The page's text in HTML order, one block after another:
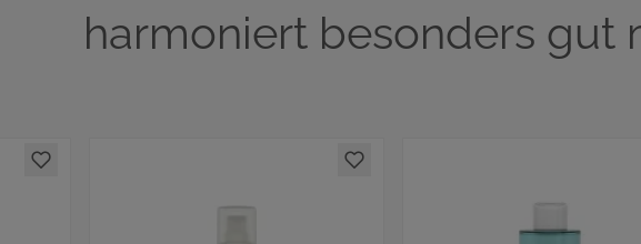
harmoniert besonders gut